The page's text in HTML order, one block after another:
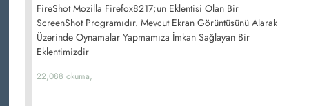
FireShot Mozilla Firefox8217;un Eklentisi Olan Bir
ScreenShot Programıdır. Mevcut Ekran Görüntüsünü Alarak
Üzerinde Oynamalar Yapmamıza İmkan Sağlayan Bir
Eklentimizdir
22,088 okuma,